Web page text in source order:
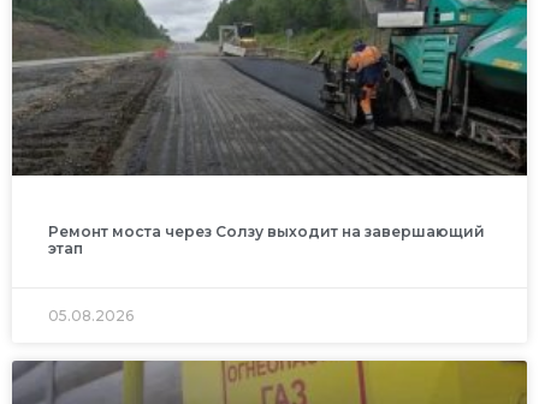
Ремонт моста через Солзу выходит на завершающий
этап
05.08.2026